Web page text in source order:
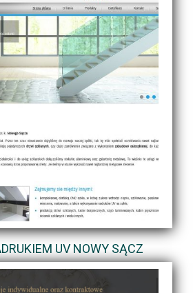
UV NOWY SĄCZ